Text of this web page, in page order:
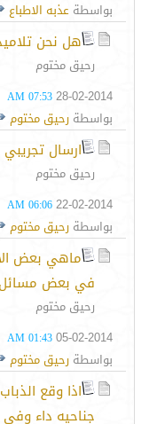
بواسطة عذبه الاطباع
هل نحن
رحيق مختوم
28-02-2014
07:53 AM
بواسطة رحيق مختوم
ارسال تجريبي
رحيق مختوم
22-02-2014
06:06 AM
بواسطة رحيق مختوم
ماهي بعض
في بعض مسائل
رحيق مختوم
05-02-2014
01:43 AM
بواسطة رحيق مختوم
اذا وقع
جناحيه داء وفي